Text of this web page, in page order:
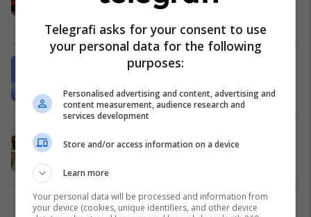
vizita studimore në Shqipëri
Shqipëri
Basha: PD e qartë, pro listave të
Shqipëri 25/04/2024
Kroaci, urë lidhëse mes dy vendeve
2
Telegrafi asks for your consent to use
your personal data for the following
purposes:
Personalised advertising and content, advertising and
content measurement, audience research and
services development
Store and/or access information on a device
Learn more
Your personal data will be processed and information from
your device (cookies, unique identifiers, and other device